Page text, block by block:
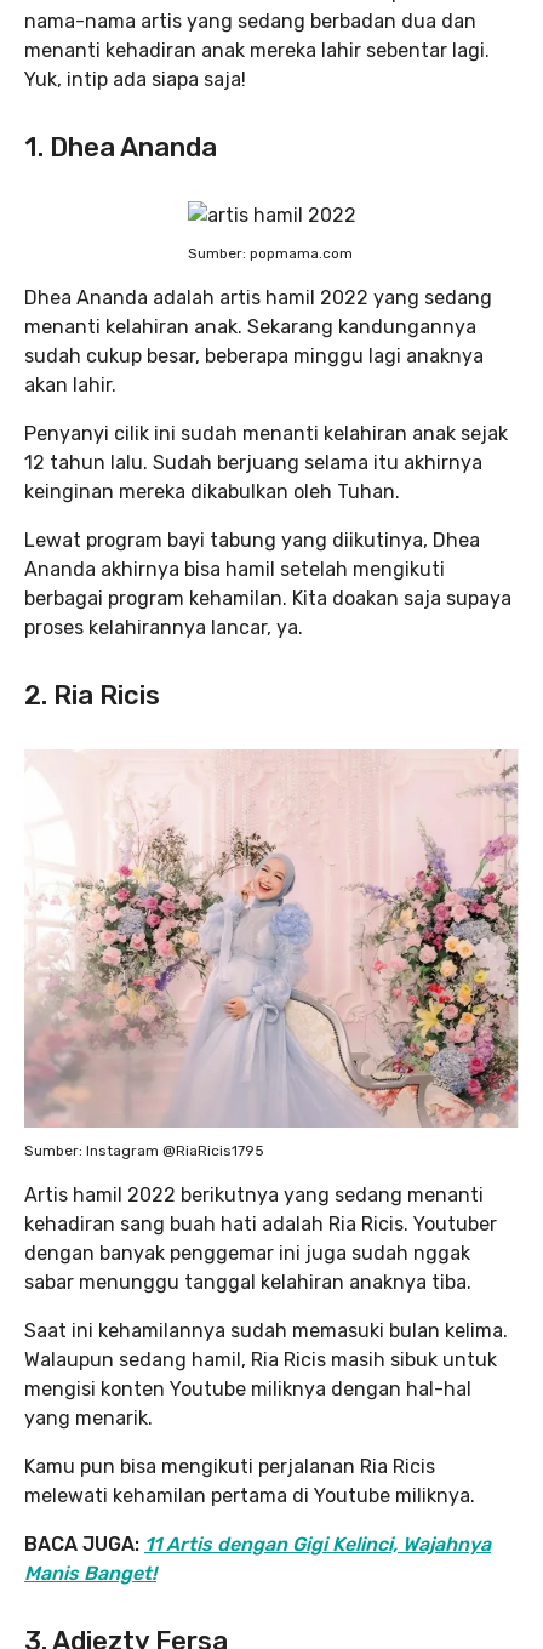
nama-nama artis yang sedang berbadan dua dan
menanti kehadiran anak mereka lahir sebentar lagi.
Yuk, intip ada siapa saja!
1. Dhea Ananda
Sumber: popmama.com
Dhea Ananda adalah artis hamil 2022 yang sedang
menanti kelahiran anak. Sekarang kandungannya
sudah cukup besar, beberapa minggu lagi anaknya
akan lahir.
Penyanyi cilik ini sudah menanti kelahiran anak sejak
12 tahun lalu. Sudah berjuang selama itu akhirnya
keinginan mereka dikabulkan oleh Tuhan.
Lewat program bayi tabung yang diikutinya, Dhea
Ananda akhirnya bisa hamil setelah mengikuti
berbagai program kehamilan. Kita doakan saja supaya
proses kelahirannya lancar, ya.
2. Ria Ricis
Sumber: Instagram @RiaRicis1795
Artis hamil 2022 berikutnya yang sedang menanti
kehadiran sang buah hati adalah Ria Ricis. Youtuber
dengan banyak penggemar ini juga sudah nggak
sabar menunggu tanggal kelahiran anaknya tiba.
Saat ini kehamilannya sudah memasuki bulan kelima.
Walaupun sedang hamil, Ria Ricis masih sibuk untuk
mengisi konten Youtube miliknya dengan hal-hal
yang menarik.
Kamu pun bisa mengikuti perjalanan Ria Ricis
melewati kehamilan pertama di Youtube miliknya.
BACA JUGA: 11 Artis dengan Gigi Kelinci, Wajahnya
Manis Banget!
3. Adiezty Fersa